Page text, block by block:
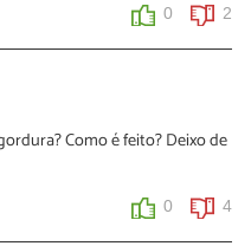
0 2
Como é feito? Deixo de
0 4